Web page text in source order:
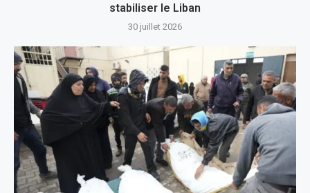
stabiliser le Liban
30 juillet 2026